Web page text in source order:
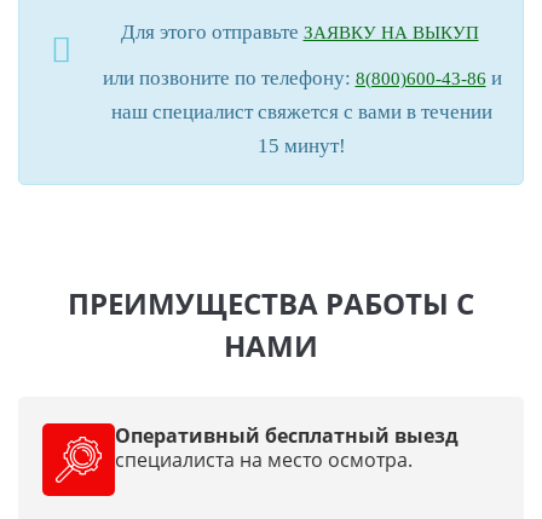
Для этого отправьте ЗАЯВКУ НА ВЫКУП
или позвоните по телефону: 8(800)600-43-86 и
наш специалист свяжется с вами в течении
15 минут!
ПРЕИМУЩЕСТВА РАБОТЫ С
НАМИ
Оперативный бесплатный выезд
специалиста на место осмотра.